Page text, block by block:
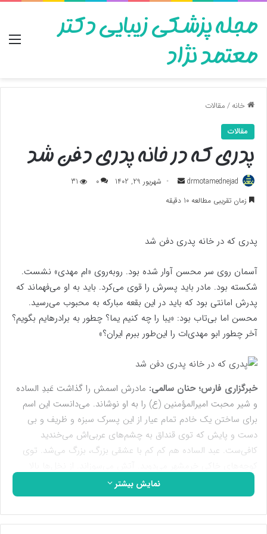
مجله پزشکی زیبایی دکتر
معتمد نژاد
خانه/مقالات
مقالات
پدری که در خانه پدری دفن شد
drmotamednejad
ارسال
به
شهریور 29, 1402 0
31
زمان تقریبی مطالعه 10 دقیقه
پدری که در خانه پدری دفن شد
آسمان روی سر محسن آوار شده بود. روبه‌روی «ام مهدی» نشست.
شکسته بود. مادر باید پسرش را قوی می‌کرد. باید به او می‌فهماند که
پدرش امانتی بود که باید در این بقعه مبارکه به محبوب می‌رسید.
محسن اما بی‌تاب بود: «یبا را چه کنیم یما؟ چطور به برادرهایم بگویم؟
آخر چطور ابو مهدی‌ات را این‌طور ببرم ایران؟»
خبرگزاری فارس؛ حنان سالمی: مادرش اسمش را گذاشت عَبدِ الساده
و شیر محبت امیرالمؤمنین (ع) را به او نوشاند. می‌دانست این اسم
برای ساختن یک خادم تمام عیار از این پسرک سبزه و ظریف و بی
دست و پایش که توی قنداق به چشم‌های عربی‌اش می‌خندید
کافی‌ست. عبد الساده هم کم کم با عشقی بزرگ، بزرگ می‌شد. توی
می‌رفت و توی دامن دشداشه‌اش رطب می‌چید اما وقتی حرف
اهل‌بیت می‌شد سرش را خم می‌کرد و دست‌های کوچکش را به نشان
ادب روی سینه‌اش می‌زد و می‌گفت: «من عبد الساده‌ام!» یعنی نوکر
سادات و تمام خدمت مجلس‌شان با من.
نمایش بیشتر